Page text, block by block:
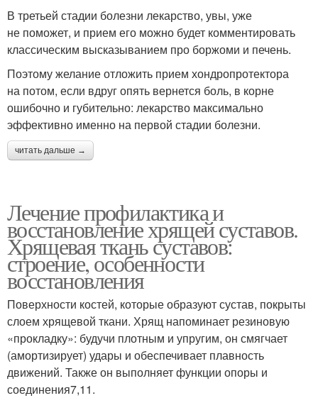
В третьей стадии болезни лекарство, увы, уже
не поможет, и прием его можно будет комментировать
классическим высказыванием про боржоми и печень.
Поэтому желание отложить прием хондропротектора
на потом, если вдруг опять вернется боль, в корне
ошибочно и губительно: лекарство максимально
эффективно именно на первой стадии болезни.
читать дальше →
Лечение профилактика и
восстановление хрящей суставов.
Хрящевая ткань суставов:
строение, особенности
восстановления
Поверхности костей, которые образуют сустав, покрыты
слоем хрящевой ткани. Хрящ напоминает резиновую
«прокладку»: будучи плотным и упругим, он смягчает
(амортизирует) удары и обеспечивает плавность
движений. Также он выполняет функции опоры и
соединения7,11.